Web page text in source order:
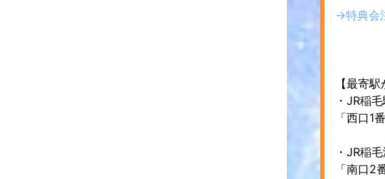
→特典会
【最寄
・JR稲
「西口1
・JR稲
「南口